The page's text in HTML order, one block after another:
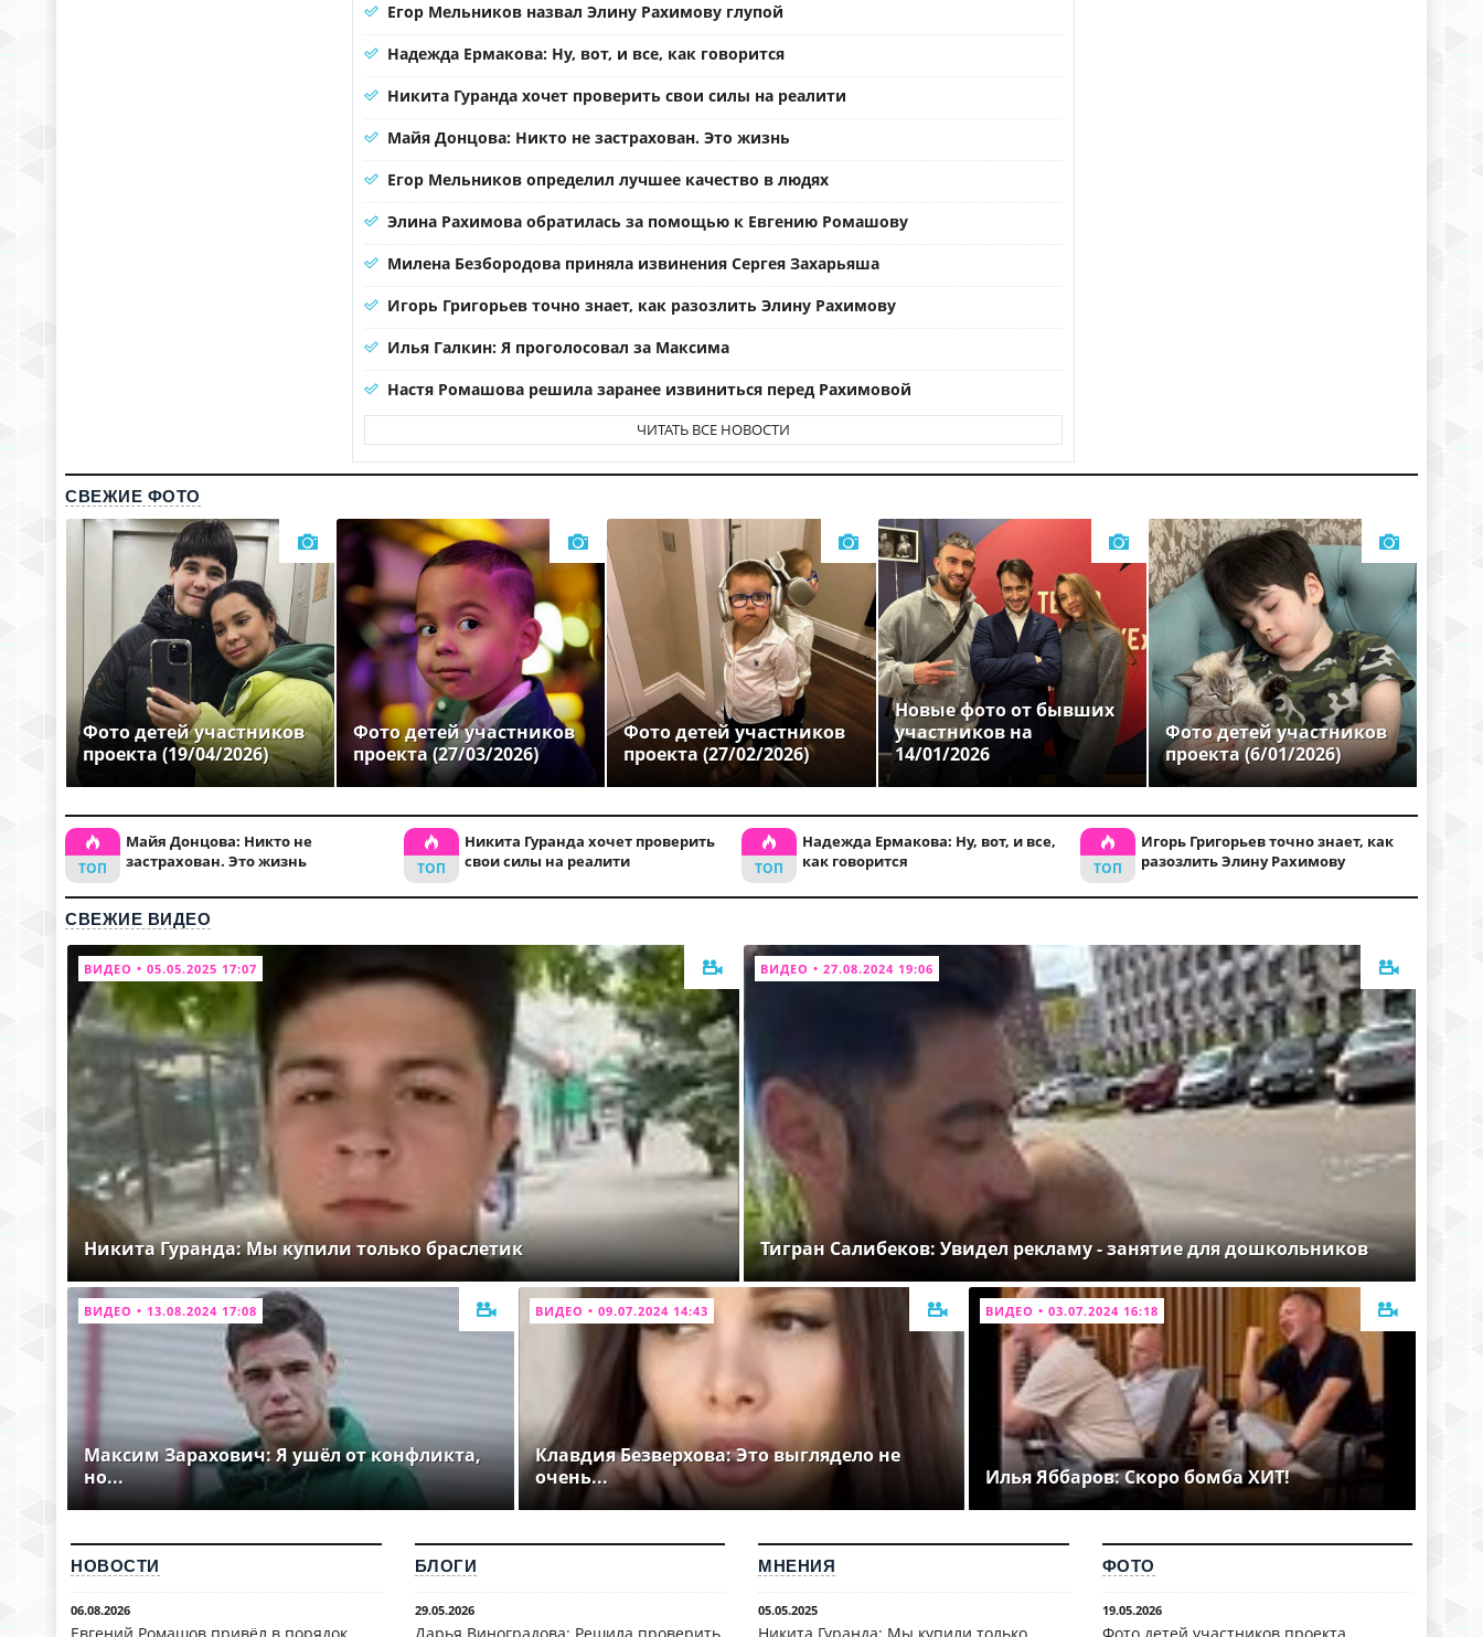
Егор Мельников назвал Элину Рахимову глупой
Надежда Ермакова: Ну, вот, и все, как говорится
Никита Гуранда хочет проверить свои силы на реалити
Майя Донцова: Никто не застрахован. Это жизнь
Егор Мельников определил лучшее качество в людях
Элина Рахимова обратилась за помощью к Евгению Ромашову
Милена Безбородова приняла извинения Сергея Захарьяша
Игорь Григорьев точно знает, как разозлить Элину Рахимову
Илья Галкин: Я проголосовал за Максима
Настя Ромашова решила заранее извиниться перед Рахимовой
ЧИТАТЬ ВСЕ НОВОСТИ
СВЕЖИЕ ФОТО
Фото детей участников
проекта (19/04/2026)
Фото детей участников
проекта (27/03/2026)
Фото детей участников
проекта (27/02/2026)
Новые фото от бывших
участников на
14/01/2026
Фото детей участников
проекта (6/01/2026)
Майя Донцова: Никто не
застрахован. Это жизнь
Никита Гуранда хочет проверить
свои силы на реалити
Надежда Ермакова: Ну, вот, и все,
как говорится
Игорь Григорьев точно знает, как
разозлить Элину Рахимову
СВЕЖИЕ ВИДЕО
ВИДЕО • 05.05.2025 17:07
Никита Гуранда: Мы купили только браслетик
ВИДЕО • 27.08.2024 19:06
Тигран Салибеков: Увидел рекламу - занятие для дошкольников
ВИДЕО • 13.08.2024 17:08
Максим Зарахович: Я ушёл от конфликта,
но...
ВИДЕО • 09.07.2024 14:43
Клавдия Безверхова: Это выглядело не
очень...
ВИДЕО • 03.07.2024 16:18
Илья Яббаров: Скоро бомба ХИТ!
НОВОСТИ
06.08.2026
БЛОГИ
29.05.2026
МНЕНИЯ
05.05.2025
ФОТО
19.05.2026